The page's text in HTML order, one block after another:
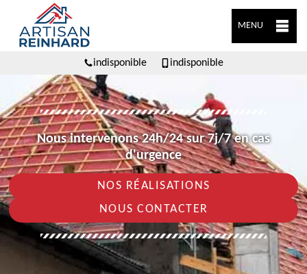
MENU
indisponible indisponible
Nous intervenons 24h/24 sur 7j/7 en cas
d'urgence
NOS RÉALISATIONS
NOUS CONTACTER